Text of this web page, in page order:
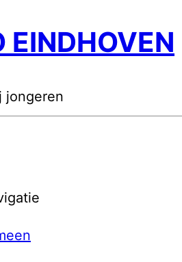
EINDHOVEN
jongeren